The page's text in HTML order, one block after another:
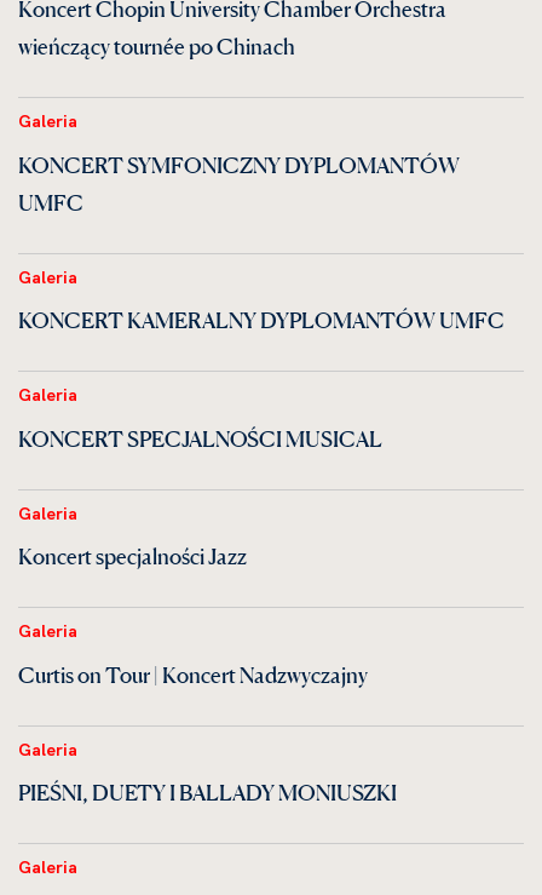
Koncert Chopin University Chamber Orchestra
wieńczący tournée po Chinach
Galeria
KONCERT SYMFONICZNY DYPLOMANTÓW
UMFC
Galeria
KONCERT KAMERALNY DYPLOMANTÓW UMFC
Galeria
KONCERT SPECJALNOŚCI MUSICAL
Galeria
Koncert specjalności Jazz
Galeria
Curtis on Tour | Koncert Nadzwyczajny
Galeria
PIEŚNI, DUETY I BALLADY MONIUSZKI
Galeria